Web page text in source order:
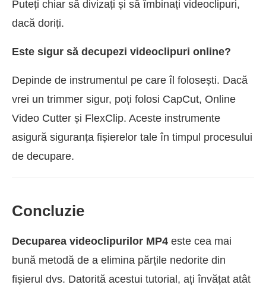
Puteți chiar să divizați și să îmbinați videoclipuri,
dacă doriți.
Este sigur să decupezi videoclipuri online?
Depinde de instrumentul pe care îl folosești. Dacă
vrei un trimmer sigur, poți folosi CapCut, Online
Video Cutter și FlexClip. Aceste instrumente
asigură siguranța fișierelor tale în timpul procesului
de decupare.
Concluzie
Decuparea videoclipurilor MP4 este cea mai
bună metodă de a elimina părțile nedorite din
fișierul dvs. Datorită acestui tutorial, ați învățat atât